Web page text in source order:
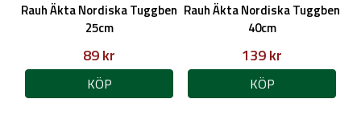
Rauh Äkta Nordiska Tuggben
25cm
89 kr
KÖP
Rauh Äkta Nordiska Tuggben
40cm
139 kr
KÖP